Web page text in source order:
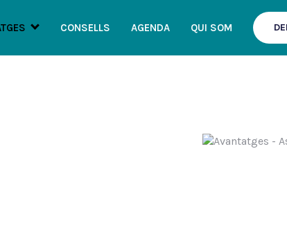
CONSELLS AGENDA QUI SOM